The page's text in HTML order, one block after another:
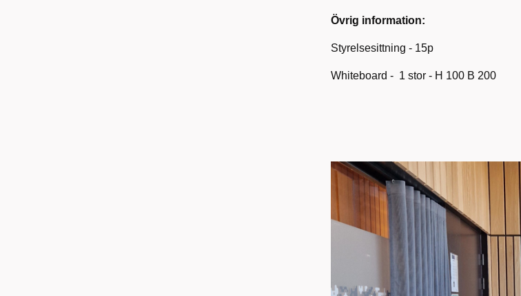
Övrig information:
Styrelsesittning - 15p
Whiteboard - 1 stor - H 100 B 200